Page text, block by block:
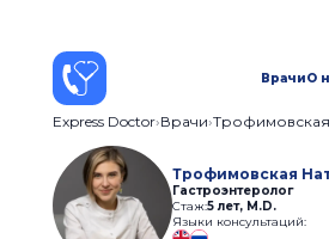
ВрачиО
Express Doctor Врачи Трофимовская
Трофимовская
Гастроэнтеролог
Стаж:5 лет, M.D.
Языки консультаций: